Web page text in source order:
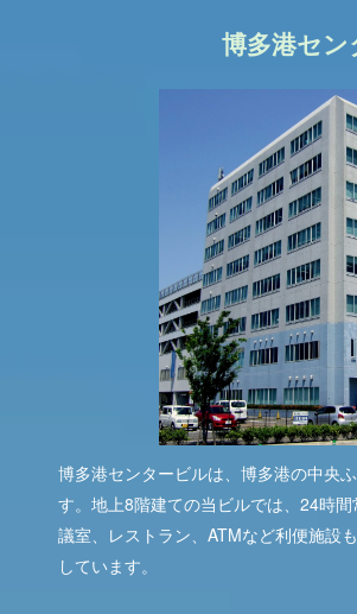
博多港セ
博多港センタービルは、博多港の中央
す。地上8階建ての当ビルでは、24時
議室、レストラン、ATMなど利便施設
しています。